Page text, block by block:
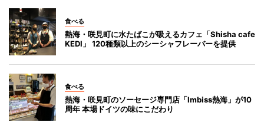
食べる
熱海・咲見町に水たばこが吸えるカフェ「Shisha cafe
KEDI」 120種類以上のシーシャフレーバーを提供
食べる
熱海・咲見町のソーセージ専門店「Imbiss熱海」が10
周年 本場ドイツの味にこだわり